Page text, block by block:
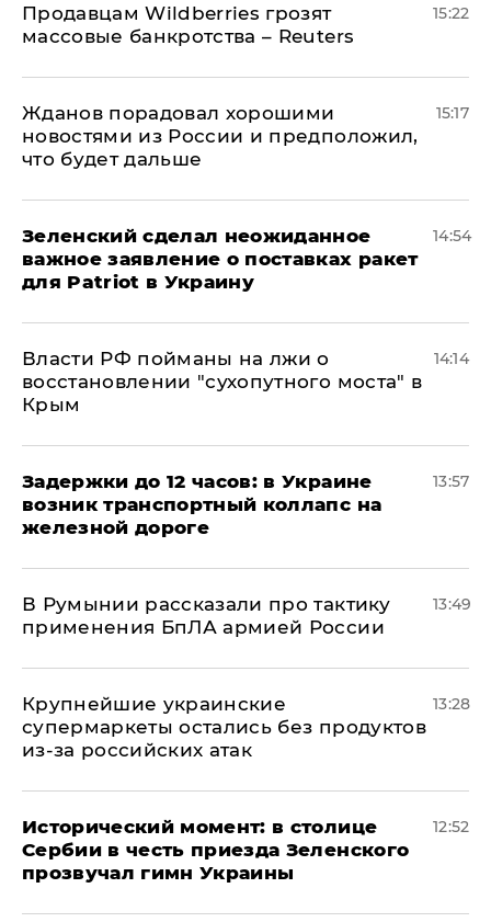
Продавцам Wildberries грозят
массовые банкротства – Reuters
15:22
Жданов порадовал хорошими
новостями из России и предположил,
что будет дальше
15:17
Зеленский сделал неожиданное
важное заявление о поставках ракет
для Patriot в Украину
14:54
Власти РФ пойманы на лжи о
восстановлении "сухопутного моста" в
Крым
14:14
Задержки до 12 часов: в Украине
возник транспортный коллапс на
железной дороге
13:57
В Румынии рассказали про тактику
применения БпЛА армией России
13:49
Крупнейшие украинские
супермаркеты остались без продуктов
из-за российских атак
13:28
Исторический момент: в столице
Сербии в честь приезда Зеленского
прозвучал гимн Украины
12:52